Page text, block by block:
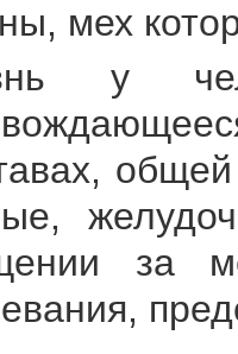
мех
у
за